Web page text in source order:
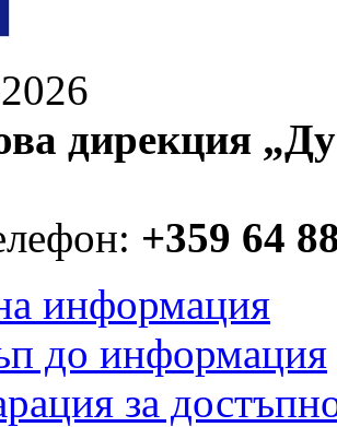
дирекция
+359 64
информация
до информация
за